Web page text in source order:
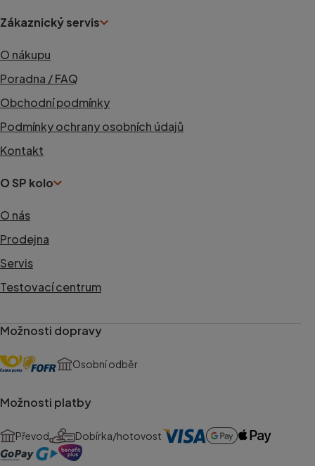
Zákaznický servis
O nákupu
Poradna / FAQ
Obchodní podmínky
Podmínky ochrany osobních údajů
Kontakt
O SP kolo
O nás
Prodejna
Servis
Testovací centrum
Možnosti dopravy
Osobní odběr
Možnosti platby
Převod Dobírka/hotovost